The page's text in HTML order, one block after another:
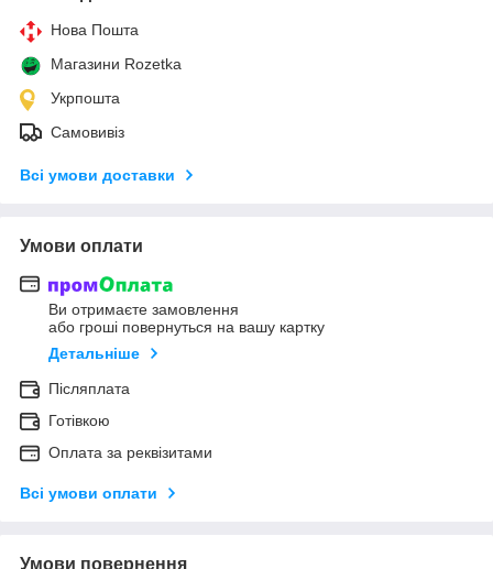
Нова Пошта
Магазини Rozetka
Укрпошта
Самовивіз
Всі умови доставки
Умови оплати
Ви отримаєте замовлення
або гроші повернуться на вашу картку
Детальніше
Післяплата
Готівкою
Оплата за реквізитами
Всі умови оплати
Умови повернення